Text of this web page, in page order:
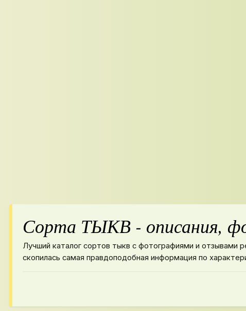
Сорта ТЫКВ - описания,
Лучший каталог сортов тыкв с фотографиями и отзывами
скопилась самая правдоподобная информация по